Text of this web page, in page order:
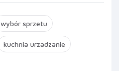
wybór sprzetu
kuchnia urzadzanie